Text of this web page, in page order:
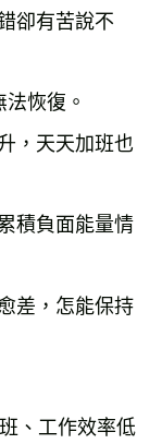
卻有苦說不
恢復。
，天天加班也
積負面能量情
差，怎能保持
、工作效率低